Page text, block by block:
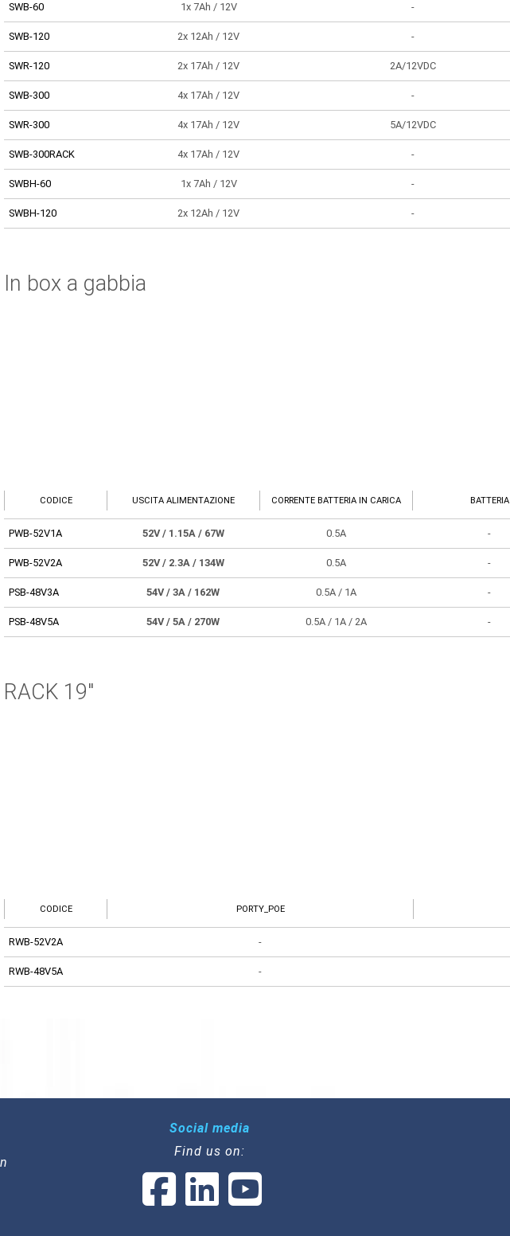
SWB-60 1x 7Ah / 12V -
SWB-120 2x 12Ah / 12V -
SWR-120 2x 17Ah / 12V 2A/12VDC
SWB-300 4x 17Ah / 12V -
SWR-300 4x 17Ah / 12V 5A/12VDC
SWB-300RACK 4x 17Ah / 12V -
SWBH-60 1x 7Ah / 12V -
SWBH-120 2x 12Ah / 12V -
In box a gabbia
CODICE USCITA ALIMENTAZIONE CORRENTE BATTERIA IN CARICA BATTERIA
PWB-52V1A 52V/ 1.15A / 67W 0.5A -
PWB-52V2A 52V/ 2.3A / 134W 0.5A -
PSB-48V3A 54V/ 3A/ 162W 0.5A / 1A -
PSB-48V5A 54V/ 5A/ 270W 0.5A / 1A / 2A -
RACK 19"
CODICE PORTY_POE
RWB-52V2A -
RWB-48V5A -
Social media
Find us on: